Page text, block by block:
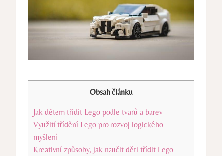
Obsah článku
Jak dětem třídit Lego ⁣podle tvarů a barev
Využití třídění Lego pro rozvoj logického
myšlení
Kreativní způsoby, jak naučit ⁢děti třídit Lego